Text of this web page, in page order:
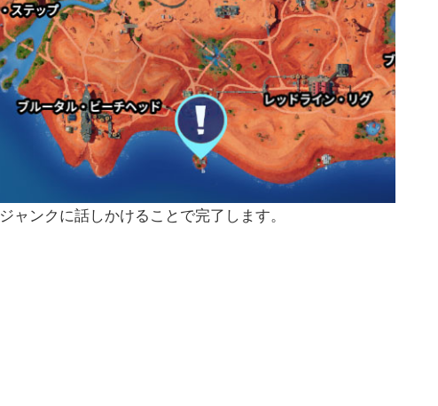
ャンクに話しかけることで完了します。